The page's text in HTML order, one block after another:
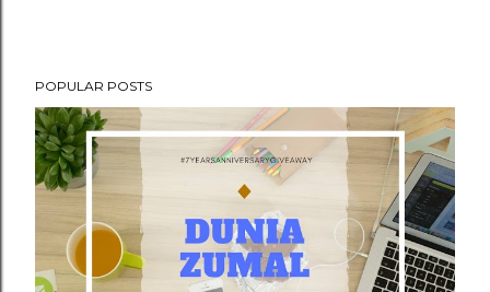
POPULAR POSTS